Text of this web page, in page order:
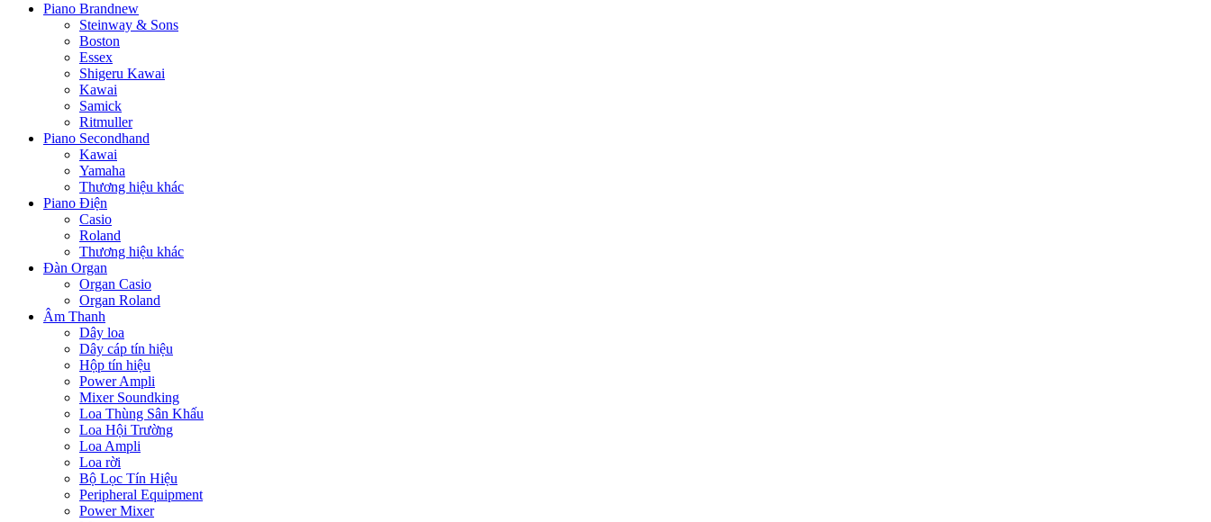
Piano Brandnew
Steinway & Sons
Boston
Essex
Shigeru Kawai
Kawai
Samick
Ritmuller
Piano Secondhand
Kawai
Yamaha
Thương hiệu khác
Piano Điện
Casio
Roland
Thương hiệu khác
Đàn Organ
Organ Casio
Organ Roland
Âm Thanh
Dây loa
Dây cáp tín hiệu
Hộp tín hiệu
Power Ampli
Mixer Soundking
Loa Thùng Sân Khấu
Loa Hội Trường
Loa Ampli
Loa rời
Bộ Lọc Tín Hiệu
Peripheral Equipment
Power Mixer